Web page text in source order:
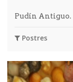
Pudín Antiguo.
Postres